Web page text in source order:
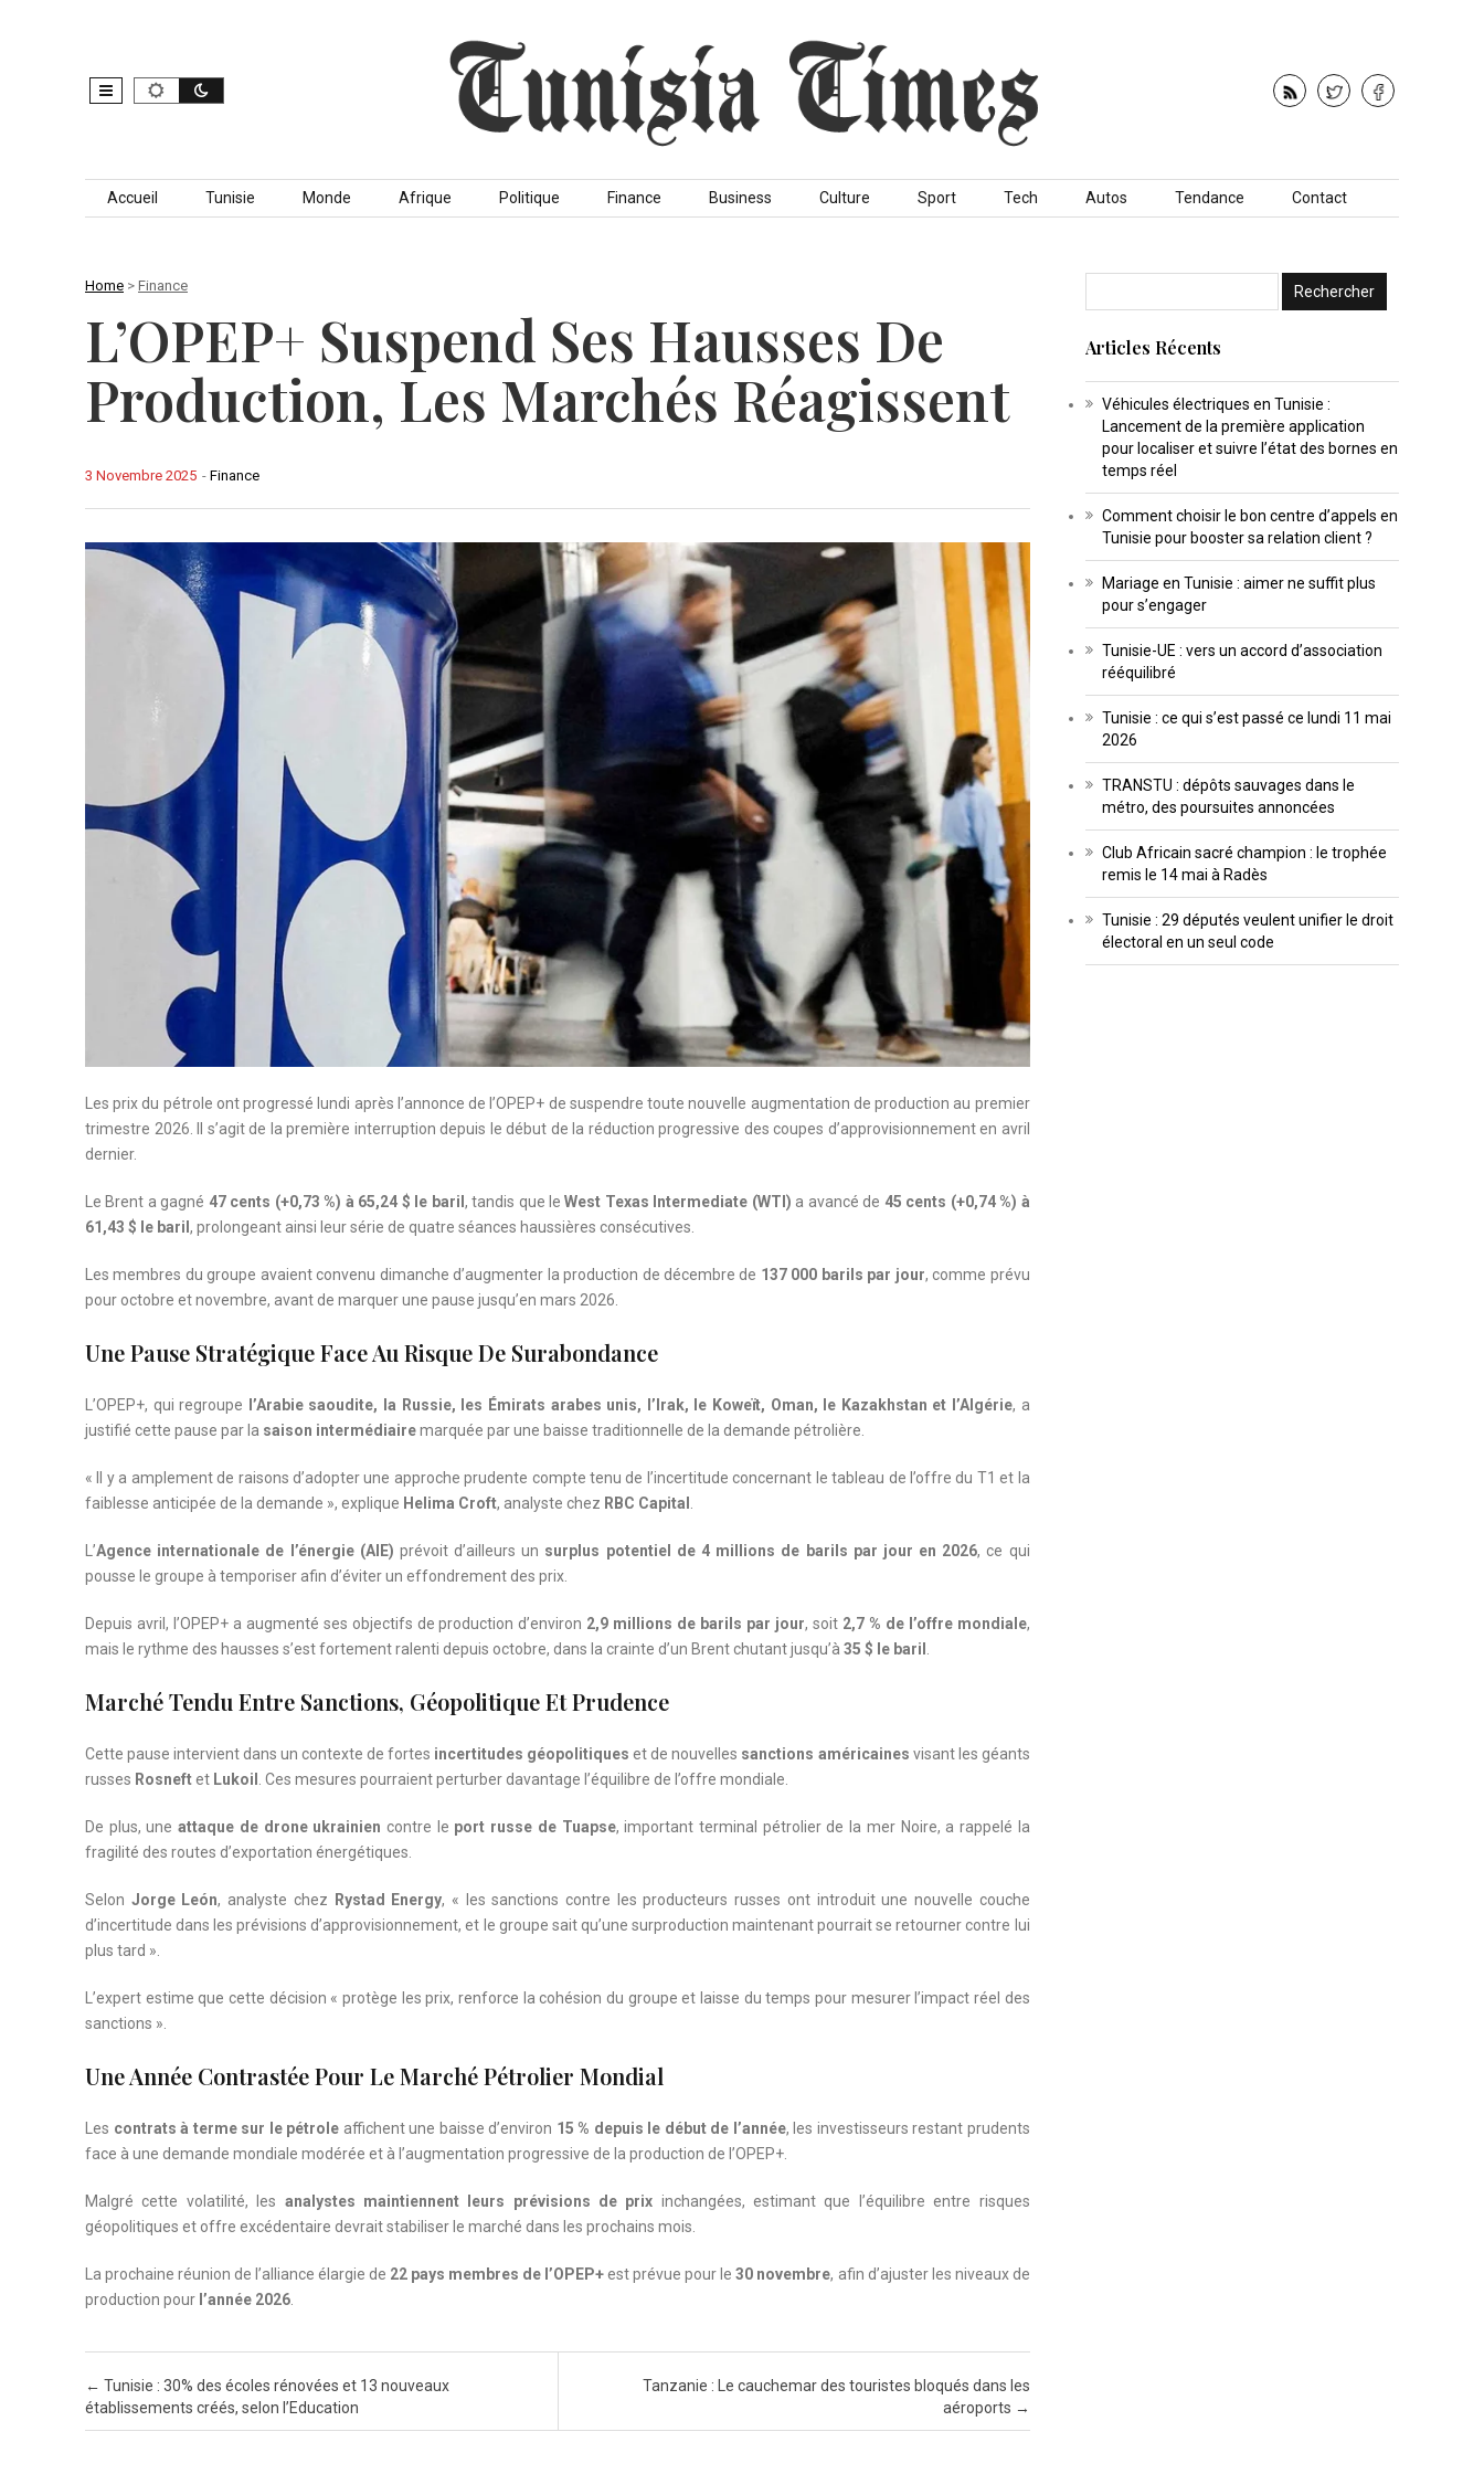
Skip to content
Accueil Tunisie Monde Afrique Politique Finance Business Culture Sport Tech Autos Tendance Contact
Home > Finance
L’OPEP+ Suspend Ses Hausses De
Production, Les Marchés Réagissent
- Finance
3 Novembre 2025
Les prix du pétrole ont progressé lundi après l’annonce de l’OPEP+ de suspendre toute nouvelle augmentation de production au premier
trimestre 2026. Il s’agit de la première interruption depuis le début de la réduction progressive des coupes d’approvisionnement en avril
dernier.
Le Brent a gagné 47 cents (+0,73 %) à 65,24 $ le baril , tandis que leWest Texas Intermediate (WTI) a avancé de 45 cents (+0,74 %) à
61,43 $ le baril , prolongeant ainsi leur série de quatre séances haussières consécutives.
Les membres du groupe avaient convenu dimanche d’augmenter la production de décembre de 137 000 barils par jour, comme prévu
pour octobre et novembre, avant de marquer une pause jusqu’en mars 2026.
Une Pause Stratégique Face Au Risque De Surabondance
L’OPEP+, qui regroupe l’Arabie saoudite, la Russie, les Émirats arabes unis, l’Irak, le Koweït, Oman, le Kazakhstan et l’Algérie, a
justifié cette pause par la saison intermédiairemarquée par une baisse traditionnelle de la demande pétrolière.
« Il y a amplement de raisons d’adopter une approche prudente compte tenu de l’incertitude concernant le tableau de l’offre du T1 et la
faiblesse anticipée de la demande », explique Helima Croft, analyste chez RBC Capital
L’Agence internationale de l’énergie (AIE) prévoit d’ailleurs un surplus potentiel de 4 millions de barils par jour en 2026, ce qui
pousse le groupe à temporiser afin d’éviter un effondrement des prix.
Depuis avril, l’OPEP+ a augmenté ses objectifs de production d’environ 2,9 millions de barils par jour, soit 2,7 % de l’offre mondiale,
mais le rythme des hausses s’est fortement ralenti depuis octobre, dans la crainte d’un Brent chutant jusqu’à 35 $ le baril
Marché Tendu Entre Sanctions, Géopolitique Et Prudence
Cette pause intervient dans un contexte de fortes incertitudes géopolitiques et de nouvelles sanctions américaines visant les géants
russes Rosneftet Lukoil . Ces mesures pourraient perturber davantage l’équilibre de l’offre mondiale.
De plus, uneattaque de drone ukrainien contre le port russe de Tuapse, important terminal pétrolier de la mer Noire, a rappelé la
fragilité des routes d’exportation énergétiques.
Selon Jorge León, analyste chez Rystad Energy, « les sanctions contre les producteurs russes ont introduit une nouvelle couche
d’incertitude dans les prévisions d’approvisionnement, et le groupe sait qu’une surproduction maintenant pourrait se retourner contre lui
plus tard ».
L’expert estime que cette décision « protège les prix, renforce la cohésion du groupe et laisse du temps pour mesurer l’impact réel des
sanctions ».
Une Année Contrastée Pour Le Marché Pétrolier Mondial
Les contrats à terme sur le pétrole affichent une baisse d’environ 15 % depuis le début de l’année, les investisseurs restant prudents
face à une demande mondiale modérée et à l’augmentation progressive de la production de l’OPEP+.
Malgré cette volatilité, les analystes maintiennent leurs prévisions de prix inchangées, estimant que l’équilibre entre risques
géopolitiques et offre excédentaire devrait stabiliser le marché dans les prochains mois.
La prochaine réunion de l’alliance élargie de 22 pays membres de l’OPEP+est prévue pour le30 novembre, afin d’ajuster les niveaux de
production pour l’année 2026
Post navigation
← Tunisie : 30% des écoles rénovées et 13 nouveaux
établissements créés, selon l’Education
Tanzanie : Le cauchemar des touristes bloqués dans les
aéroports →
Articles Récents
Véhicules électriques en Tunisie :
Lancement de la première application
pour localiser et suivre l’état des bornes en
temps réel
Comment choisir le bon centre d’appels en
Tunisie pour booster sa relation client ?
Mariage en Tunisie : aimer ne suffit plus
pour s’engager
Tunisie-UE : vers un accord d’association
rééquilibré
Tunisie : ce qui s’est passé ce lundi 11 mai
2026
TRANSTU : dépôts sauvages dans le
métro, des poursuites annoncées
Club Africain sacré champion : le trophée
remis le 14 mai à Radès
Tunisie : 29 députés veulent unifier le droit
électoral en un seul code